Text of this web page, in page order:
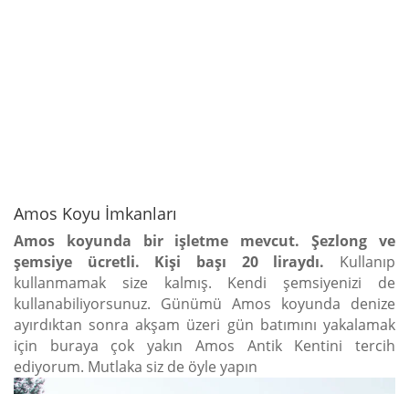
Amos Koyu İmkanları
Amos koyunda bir işletme mevcut. Şezlong ve
şemsiye ücretli. Kişi başı 20 liraydı. Kullanıp
kullanmamak size kalmış. Kendi şemsiyenizi de
kullanabiliyorsunuz. Günümü Amos koyunda denize
ayırdıktan sonra akşam üzeri gün batımını yakalamak
için buraya çok yakın Amos Antik Kentini tercih
ediyorum. Mutlaka siz de öyle yapın